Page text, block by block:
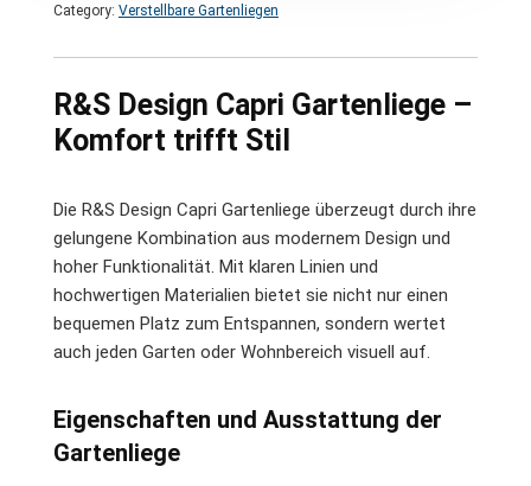
Category: Verstellbare Gartenliegen
R&S Design Capri Gartenliege –
Komfort trifft Stil
Die R&S Design Capri Gartenliege überzeugt durch ihre
gelungene Kombination aus modernem Design und
hoher Funktionalität. Mit klaren Linien und
hochwertigen Materialien bietet sie nicht nur einen
bequemen Platz zum Entspannen, sondern wertet
auch jeden Garten oder Wohnbereich visuell auf.
Eigenschaften und Ausstattung der
Gartenliege